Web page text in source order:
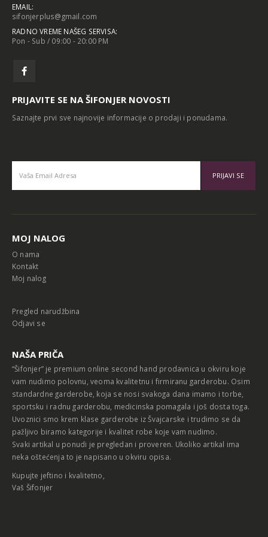
EMAIL:
sifonjerplus@gmail.com
RADNO VREME NAŠEG SERVISA:
Pon - Sub / 09:00 - 20:00 PM
PRIJAVITE SE NA ŠIFONJER NOVOSTI
Saznajte prvi sve najnovije informacije o prodaji i ponudama.
MOJ NALOG
O nama
Kontakt
Moj nalog
Pregled narudžbina
Odjavi se
NAŠA PRIČA
“Šifonjer” je premium online second hand prodavnica u okviru koje
vam nudimo polovnu, veoma kvalitetnu i firmiranu garderobu. Osim
standardne garderobe, koja se nosi svakoga dana imamo i torbe,
sportsku i radnu garderobu, medicinska pomagala i još dosta toga.
Uvoznici smo krem klase garderobe iz Švajcarske i trudimo se da
pažljivo biramo kategorije i kvalitet robe koje vam nudimo.
Svaki artikal u ponudi je pregledan i proveren. Ukoliko artikal ima
neka oštećenja to je napisano u okviru opisa.
Kupujte jeftino i kvalitetno,
Vaš Šifonjer